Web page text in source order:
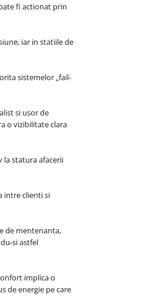
fi actionat prin
iar in statiile de
sistemelor „fail-
si usor de
o vizibilitate clara
la statura afacerii
intre clienti si
de mentenanta,
si astfel
implica o
de energie pe care